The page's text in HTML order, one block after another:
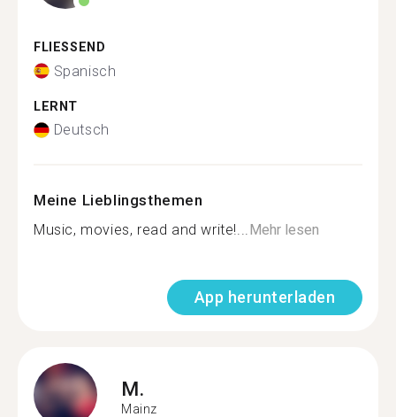
FLIESSEND
Spanisch
LERNT
Deutsch
Meine Lieblingsthemen
Music, movies, read and write!...Mehr lesen
App herunterladen
M.
Mainz